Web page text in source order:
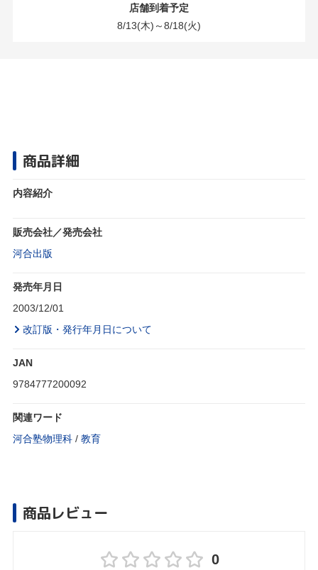
店舗到着予定
8/13(木)～8/18(火)
商品詳細
内容紹介
販売会社／発売会社
河合出版
発売年月日
2003/12/01
改訂版・発行年月日について
JAN
9784777200092
関連ワード
河合塾物理科 / 教育
商品レビュー
0